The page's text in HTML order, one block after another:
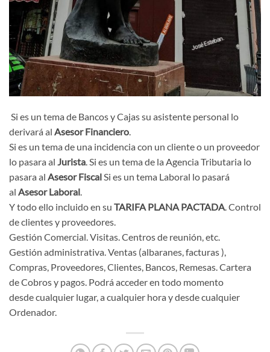
Si es un tema de Bancos y Cajas su asistente personal lo
derivará al Asesor Financiero.
Si es un tema de una incidencia con un cliente o un proveedor
lo pasara al Jurista. Si es un tema de la Agencia Tributaria lo
pasara al Asesor FiscalSi es un tema Laboral lo pasará
al Asesor Laboral.
Y todo ello incluido en su TARIFA PLANA PACTADA. Control
de clientes y proveedores.
Gestión Comercial. Visitas. Centros de reunión, etc.
Gestión administrativa. Ventas (albaranes, facturas ),
Compras, Proveedores, Clientes, Bancos, Remesas. Cartera
de Cobros y pagos. Podrá acceder en todo momento
desde cualquier lugar, a cualquier hora y desde cualquier
Ordenador.